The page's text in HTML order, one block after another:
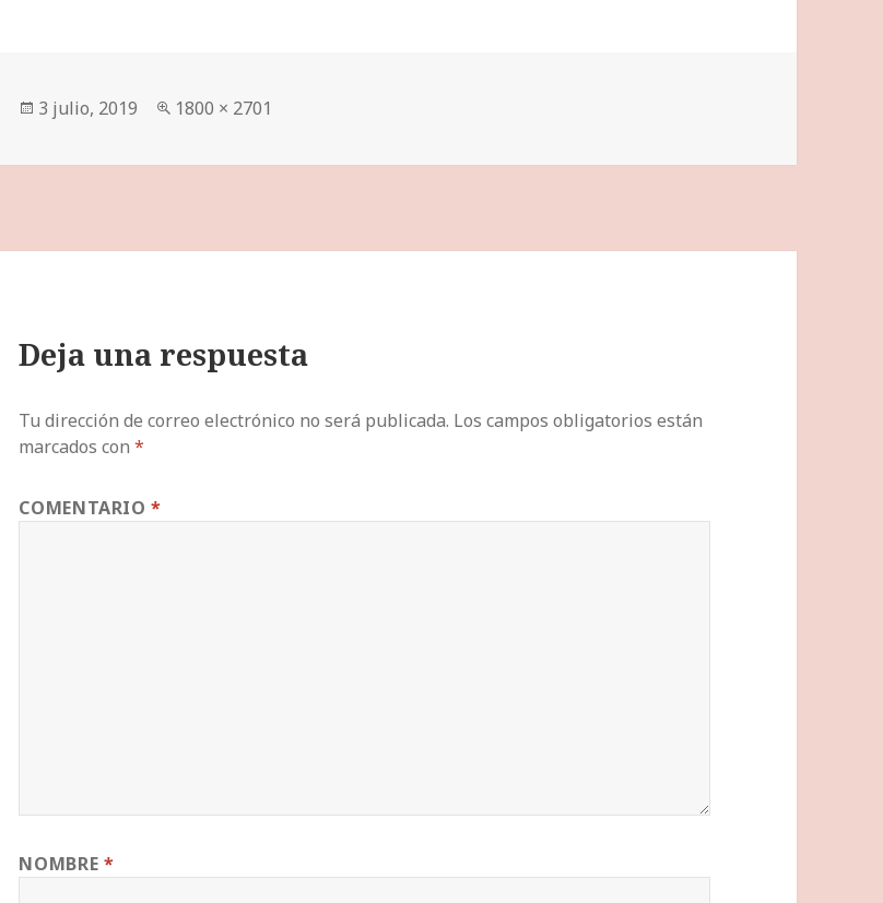
Publicado
3 julio, 2019
Tamaño
1800 × 2701
Deja una respuesta
Tu dirección de correo electrónico no será publicada. Los campos obligatorios están
marcados con*
COMENTARIO*
NOMBRE *